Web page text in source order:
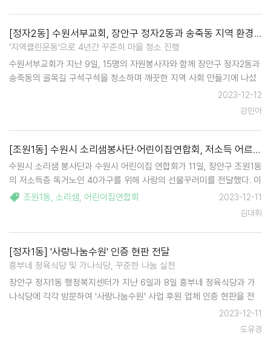
[정자2동] 수원서부교회, 장안구 정자2동과 송죽동 지역 환경 정화 활동 앞장서
'지역클린운동'으로 4년간 꾸준히 마을 청소 진행
수원서부교회가 지난 9일, 15명의 자원봉사자와 함께 장안구 정자2동과
송죽동의 골목길 구석구석을 청소하며 깨끗한 지역 사회 만들기에 나섰
다. 이날 행사는 지역 환경 정화 활동의 일환인 '지역클린운동'으로 2020
2023-12-12
강민아
[조원1동] 수원시 소리샘봉사단·어린이집연합회, 저소득 어르신 위한 사랑의 선물꾸러미 나눔
수원시 소리샘 봉사단과 수원시 어린이집 연합회가 11일, 장안구 조원1동
의 저소득층 독거노인 40가구를 위해 사랑의 선물꾸러미를 전달했다. 이
날, 두 단체 봉사자들은 다가오는 연말을 맞이해 햇반, 라면, 김, 휴지 등
으로 이루어진 생필품 선물꾸러미 40세트를 어르신들께 전달하고 건강
조원1동, 소리샘, 어린이집연합회
2023-12-11
김대휘
[정자1동] '사랑나눔수원' 인증 현판 전달
흥부네 정육식당 및 가나식당, 꾸준한 나눔 실천
장안구 정자1동 행정복지센터가 지난 6일과 8일 흥부네 정육식당과 가
나식당에 각각 방문하여 '사랑나눔수원' 사업 후원 업체 인증 현판을 전
달했다. 수원시의 나눔 브랜드인 '사랑나눔수원'은 지역사회의 관심과 나
2023-12-11
도유경